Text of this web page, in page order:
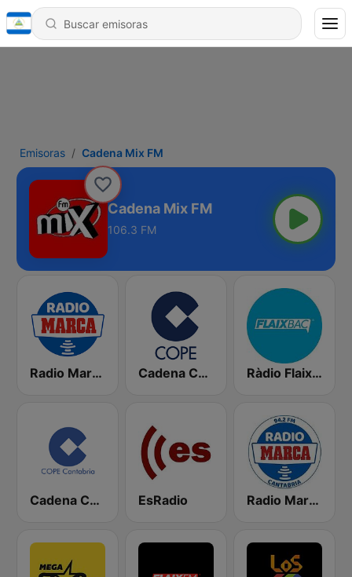
Emisoras Cadena Mix FM
Cadena Mix FM
106.3 FM
Radio Marca Nacional Cadena COPE Ràdio Flaixbac
Cadena COPE Cantabria EsRadio Radio Marca Cantabria